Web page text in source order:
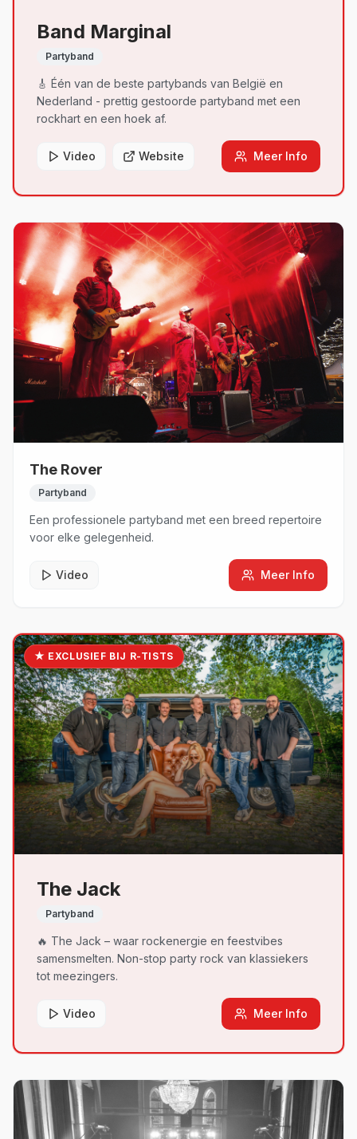
Band Marginal
Partyband
🎸 Één van de beste partybands van België en
Nederland - prettig gestoorde partyband met een
rockhart en een hoek af.
Video Website Meer Info
The Rover
Partyband
Een professionele partyband met een breed repertoire
voor elke gelegenheid.
Video Meer Info
★ EXCLUSIEF BIJ R-TISTS
The Jack
Partyband
🔥 The Jack – waar rockenergie en feestvibes
samensmelten. Non-stop party rock van klassiekers
tot meezingers.
Video Meer Info